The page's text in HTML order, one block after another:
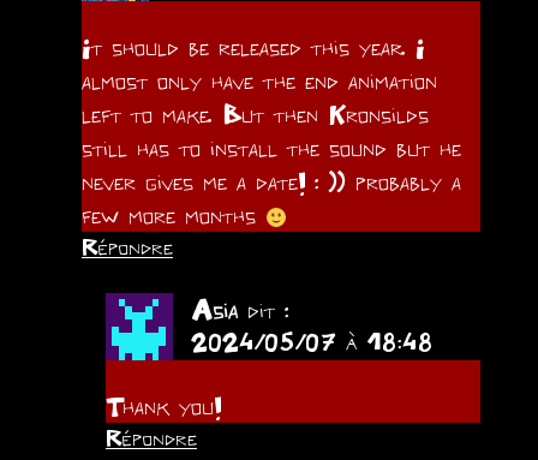
It should be released this year. I
almost only have the end animation
left to make. But then Kronsilds
still has to install the sound but he
never gives me a date! : )) probably a
few more months
Répondre
Asia dit :
2024/05/07 à 18:48
Thank you!
Répondre